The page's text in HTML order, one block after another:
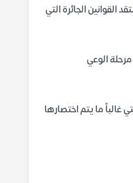
القوانين الجائرة التي
مرحلة الوعي
غالباً ما يتم اختصارها